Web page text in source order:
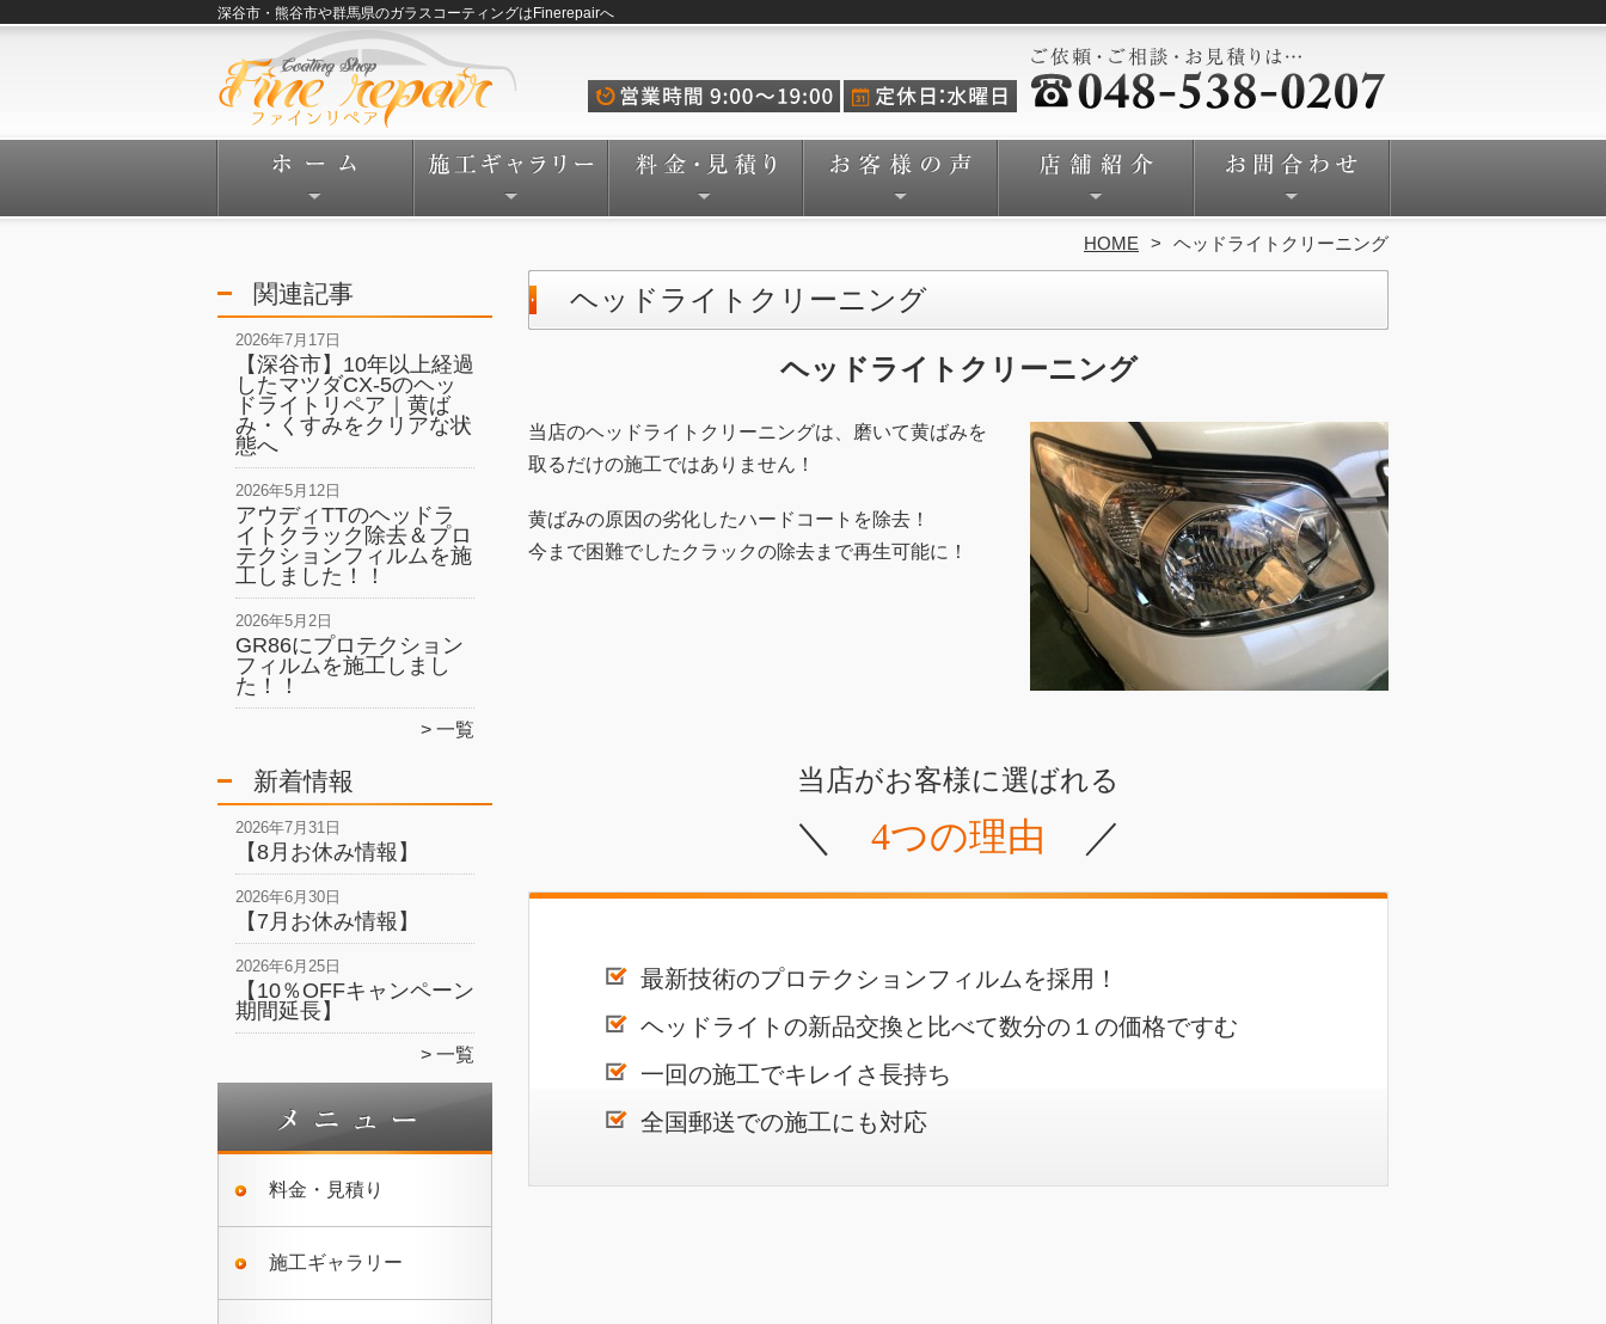
深谷市・熊谷市や群馬県のガラスコーティングはFinerepairへ
HOME ヘッドライトクリーニング
関連記事
2026年7月17日
【深谷市】10年以上経過
したマツダCX-5のヘッ
ドライトリペア｜黄ば
み・くすみをクリアな状
態へ
2026年5月12日
アウディTTのヘッドラ
イトクラック除去＆プロ
テクションフィルムを施
工しました！！
2026年5月2日
GR86にプロテクション
フィルムを施工しまし
た！！
一覧
新着情報
2026年7月31日
【8月お休み情報】
2026年6月30日
【7月お休み情報】
2026年6月25日
【10％OFFキャンペーン
期間延長】
一覧
料金・見積り
施工ギャラリー
ヘッドライトクリーニング
ヘッドライト クリーニング
当店のヘッドライトクリーニングは、磨いて黄ばみを
取るだけの施工ではありません！
黄ばみの原因の劣化したハードコートを除去！
今まで困難でしたクラックの除去まで再生可能に！
当店がお客様に選ばれる
＼ 4つの理由 ／
最新技術のプロテクションフィルムを採用！
ヘッドライトの新品交換と比べて数分の１の価格ですむ
一回の施工でキレイさ長持ち
全国郵送での施工にも対応